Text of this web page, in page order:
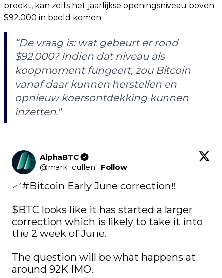
breekt, kan zelfs het jaarlijkse openingsniveau boven
$92.000 in beeld komen.
“De vraag is: wat gebeurt er rond
$92.000? Indien dat niveau als
koopmoment fungeert, zou Bitcoin
vanaf daar kunnen herstellen en
opnieuw koersontdekking kunnen
inzetten."
AlphaBTC
@mark_cullen · Follow
📈#Bitcoin Early June correction‼️
$BTC looks like it has started a larger
correction which is likely to take it into
the 2 week of June.
The question will be what happens at
around 92K IMO.